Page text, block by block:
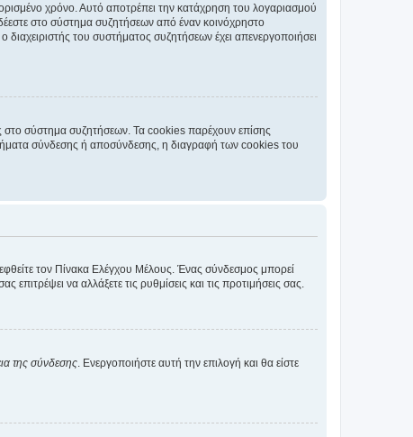
χρόνο. Αυτό αποτρέπει την κατάχρηση του λογαριασμού
στο σύστημα συζητήσεων από έναν κοινόχρηστο
του συστήματος συζητήσεων έχει απενεργοποιήσει
στο σύστημα συζητήσεων. Τα cookies παρέχουν επίσης
σύνδεσης ή αποσύνδεσης, η διαγραφή των cookies του
τον Πίνακα Ελέγχου Μέλους. Ένας σύνδεσμος μπορεί
να αλλάξετε τις ρυθμίσεις και τις προτιμήσεις σας.
της σύνδεσης . Ενεργοποιήστε αυτή την επιλογή και θα είστε